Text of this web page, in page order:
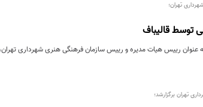
تهران؛
توسط قالیباف
رییس هیات مدیره و رییس سازمان فرهنگی هنری شهرداری
تهران برگزارشد؛